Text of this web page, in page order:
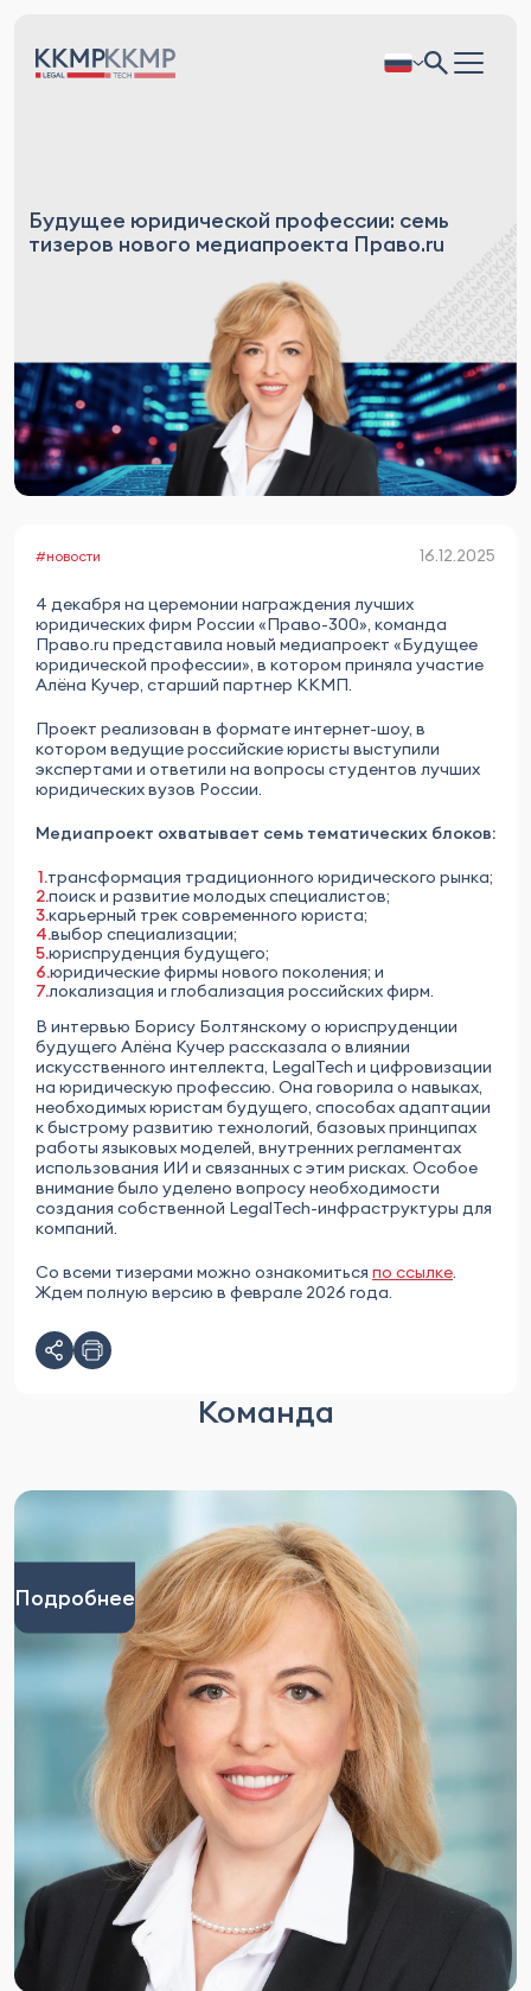
Будущее юридической профессии: семь
тизеров нового медиапроекта Право.ru
#новости 16.12.2025
4 декабря на церемонии награждения лучших
юридических фирм России «Право-300», команда
Право.ru представила новый медиапроект «Будущее
юридической профессии», в котором приняла участие
Алёна Кучер, старший партнер ККМП.
Проект реализован в формате интернет-шоу, в
котором ведущие российские юристы выступили
экспертами и ответили на вопросы студентов лучших
юридических вузов России.
Медиапроект охватывает семь тематических блоков:
трансформация традиционного юридического рынка;
поиск и развитие молодых специалистов;
карьерный трек современного юриста;
выбор специализации;
юриспруденция будущего;
юридические фирмы нового поколения; и
локализация и глобализация российских фирм.
В интервью Борису Болтянскому о юриспруденции
будущего Алёна Кучер рассказала о влиянии
искусственного интеллекта, LegalTech и цифровизации
на юридическую профессию. Она говорила о навыках,
необходимых юристам будущего, способах адаптации
к быстрому развитию технологий, базовых принципах
работы языковых моделей, внутренних регламентах
использования ИИ и связанных с этим рисках. Особое
внимание было уделено вопросу необходимости
создания собственной LegalTech-инфраструктуры для
компаний.
Со всеми тизерами можно ознакомиться по ссылке.
Ждем полную версию в феврале 2026 года.
Команда
Подробнее